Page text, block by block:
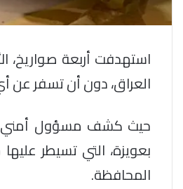
العراق، دون أن تسفر عن
حيث كشف مسؤول أمني
بعويزة، التي تسيطر
المحافظة.